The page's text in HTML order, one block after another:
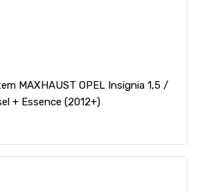
MAXHAUST OPEL Insignia 1,5 /
+ Essence (2012+)